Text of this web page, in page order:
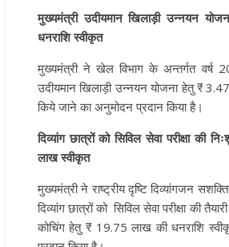
मुख्यमंत्री उदीयमान खिलाड़ी उन्नयन
धनराशि स्वीकृत
मुख्यमंत्री ने खेल विभाग के अन्तर्गत वर्ष
उदीयमान खिलाड़ी उन्नयन योजना हेतु ₹
किये जाने का अनुमोदन प्रदान किया है।
दिव्यांग छात्रों को सिविल सेवा परीक्षा की
लाख स्वीकृत
मुख्यमंत्री ने राष्ट्रीय दृष्टि दिव्यांगजन
दिव्यांग छात्रों को सिविल सेवा परीक्षा की
कोचिंग हेतु ₹ 19.75 लाख की धनराशि